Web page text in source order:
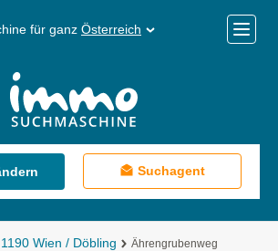
für ganz Österreich
Menü
Suchagent
1190 Wien / Döbling
Ährengrubenweg